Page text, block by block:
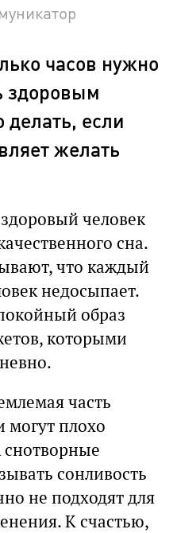
часов нужно
здоровым
если
желать
человек
сна.
что каждый
недосыпает.
образ
которыми
часть
плохо
сонливость
не подходят для
К счастью,